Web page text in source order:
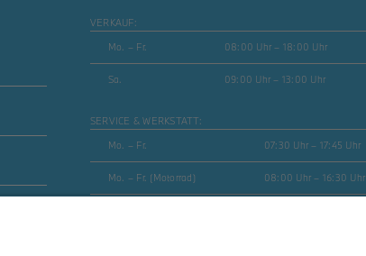
VERKAUF:
Mo. – Fr.
08:00 Uhr – 18:00 Uhr
Sa. 09:00 Uhr – 13:00 Uhr
SERVICE & WERKSTATT:
Mo. – Fr.
07:30 Uhr – 17:45 Uhr
Mo. – Fr. (Motorrad) 08:00 Uhr – 16:30 Uhr